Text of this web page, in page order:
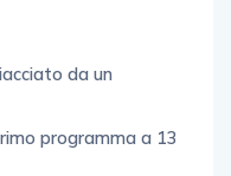
da un
programma a 13